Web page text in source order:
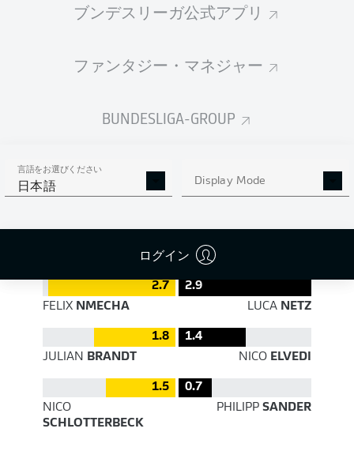
ブンデスリーガ公式アプリ
ファンタジー・マネジャー
BUNDESLIGA-GROUP
言語をお選びください
日本語 Display Mode
ログイン
0
635 481
89 % 成功率 81 %
PASS EFFICIENCY
2.7
2.9
FELIX NMECHA LUCANETZ
1.8
1.4
JULIAN BRANDT NICOELVEDI
1.5
0.7
NICO
SCHLOTTERBECK
PHILIPPSANDER